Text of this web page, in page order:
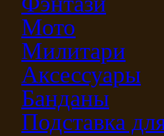
Мото
Милитари
Аксессуары
Банданы
Подставка